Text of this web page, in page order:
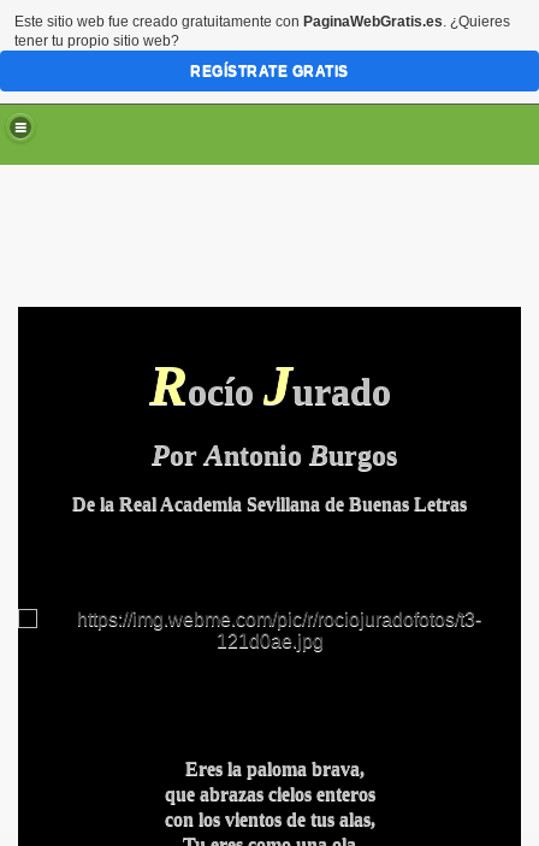
Rocío Jurado
Por Antonio Burgos
De la Real Academia Sevillana de Buenas Letras
Eres la paloma brava,
que abrazas cielos enteros
con los vientos de tus alas,
Este sitio web fue creado gratuitamente con PaginaWebGratis.es. ¿Quieres
tener tu propio sitio web?
REGÍSTRATE GRATIS